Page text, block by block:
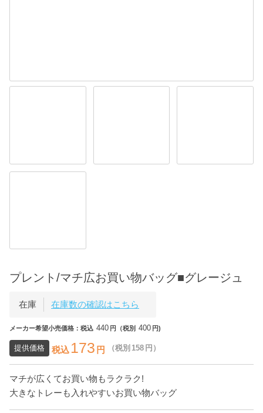
プレント/マチ広お買い物バッグ■グレージュ
在庫 在庫数の確認はこちら
メーカー希望小売価格：税込 440 円（税別 400 円)
提供価格 税込 173 円 （税別 158 円）
マチが広くてお買い物もラクラク!
大きなトレーも入れやすいお買い物バッグ